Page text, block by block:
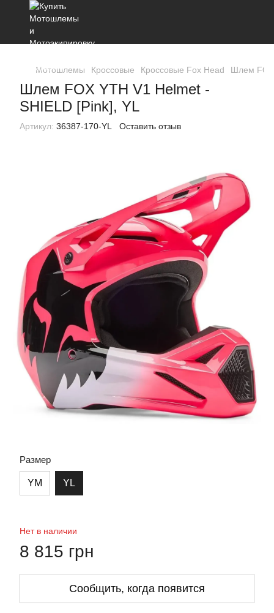
Мотошлемы Кроссовые Кроссовые Fox Head Шлем FOX
Шлем FOX YTH V1 Helmet -
SHIELD [Pink], YL
Артикул: 36387-170-YL Оставить отзыв
Размер
YM YL
Нет в наличии
8 815 грн
Сообщить, когда появится